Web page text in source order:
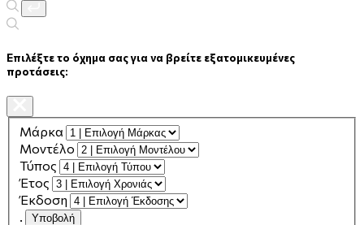
Επιλέξτε το όχημα σας για να βρείτε εξατομικευμένες
προτάσεις:
Μάρκα
Μοντέλο
Τύπος
Έτος
Έκδοση
.
Υποβολή